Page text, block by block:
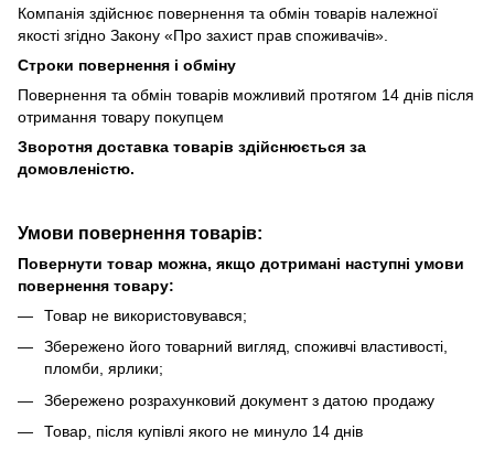
Компанія здійснює повернення та обмін товарів належної
якості згідно Закону «Про захист прав споживачів».
Строки повернення і обміну
Повернення та обмін товарів можливий протягом 14 днів після
отримання товару покупцем
Зворотня доставка товарів здійснюється за
домовленістю.
Умови повернення товарів:
Повернути товар можна, якщо дотримані наступні умови
повернення товару:
Товар не використовувався;
Збережено його товарний вигляд, споживчі властивості,
пломби, ярлики;
Збережено розрахунковий документ з датою продажу
Товар, після купівлі якого не минуло 14 днів